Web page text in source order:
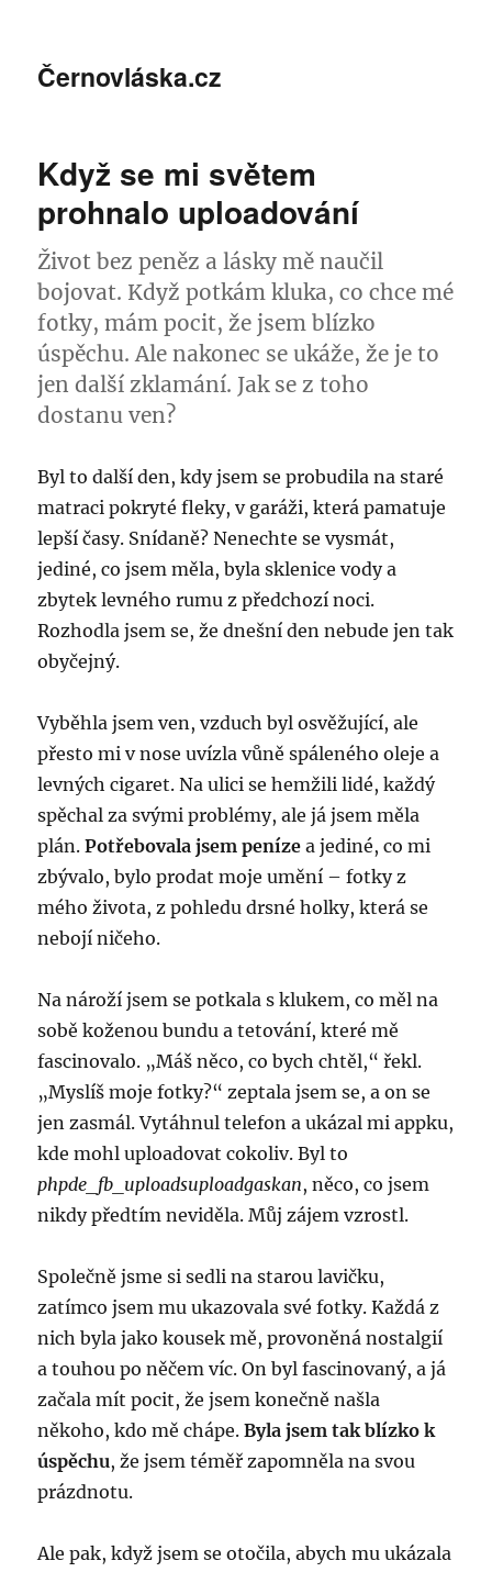
Černovláska.cz
Když se mi světem
prohnalo uploadování
Život bez peněz a lásky mě naučil
bojovat. Když potkám kluka, co chce mé
fotky, mám pocit, že jsem blízko
úspěchu. Ale nakonec se ukáže, že je to
jen další zklamání. Jak se z toho
dostanu ven?
Byl to další den, kdy jsem se probudila na staré
matraci pokryté fleky, v garáži, která pamatuje
lepší časy. Snídaně? Nenechte se vysmát,
jediné, co jsem měla, byla sklenice vody a
zbytek levného rumu z předchozí noci.
Rozhodla jsem se, že dnešní den nebude jen tak
obyčejný.
Vyběhla jsem ven, vzduch byl osvěžující, ale
přesto mi v nose uvízla vůně spáleného oleje a
levných cigaret. Na ulici se hemžili lidé, každý
spěchal za svými problémy, ale já jsem měla
plán.Potřebovala jsem peníze a jediné, co mi
zbývalo, bylo prodat moje umění – fotky z
mého života, z pohledu drsné holky, která se
nebojí ničeho.
Na nároží jsem se potkala s klukem, co měl na
sobě koženou bundu a tetování, které mě
fascinovalo. „Máš něco, co bych chtěl,“ řekl.
„Myslíš moje fotky?“ zeptala jsem se, a on se
jen zasmál. Vytáhnul telefon a ukázal mi appku,
kde mohl uploadovat cokoliv. Byl to
phpde_fb_uploadsuploadgaskan, něco, co jsem
nikdy předtím neviděla. Můj zájem vzrostl.
Společně jsme si sedli na starou lavičku,
zatímco jsem mu ukazovala své fotky. Každá z
nich byla jako kousek mě, provoněná nostalgií
a touhou po něčem víc. On byl fascinovaný, a já
začala mít pocit, že jsem konečně našla
někoho, kdo mě chápe.Byla jsem tak blízko k
úspěchu, že jsem téměř zapomněla na svou
prázdnotu.
Ale pak, když jsem se otočila, abych mu ukázala